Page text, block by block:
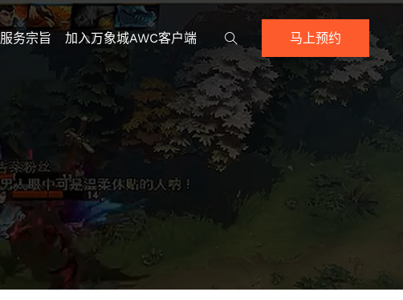
服务宗旨 加入万象城AWC客户端 马上预约